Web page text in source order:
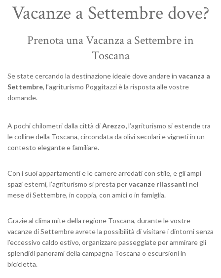
Vacanze a Settembre dove?
Prenota una Vacanza a Settembre in
Toscana
Se state cercando la destinazione ideale dove andare in vacanza a
Settembre, l’agriturismo Poggitazzi è la risposta alle vostre
domande.
A pochi chilometri dalla città diArezzo,l’agriturismo si estende tra
le colline della Toscana, circondata da olivi secolari e vigneti in un
contesto elegante e familiare.
Con i suoi appartamenti e le camere arredati con stile, e gli ampi
spazi esterni, l’agriturismo si presta pervacanze rilassanti nel
mese di Settembre, in coppia, con amici o in famiglia.
Grazie al clima mite della regione Toscana, durante le vostre
vacanze di Settembre avrete la possibilità di visitare i dintorni senza
l’eccessivo caldo estivo, organizzare passeggiate per ammirare gli
splendidi panorami della campagna Toscana o escursioni in
bicicletta.